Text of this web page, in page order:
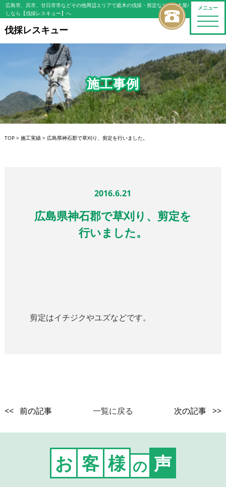
メニュー
toggle
広島市、呉市、廿日市市などその他周辺エリアで庭木の伐採・剪定などの植木屋/造園屋をお探
しなら【伐採レスキュー】へ
伐採レスキュー
施工事例
TOP> 施工実績> 広島県神石郡で草刈り、剪定を行いました。
2016.6.21
広島県神石郡で草刈り、剪定を
行いました。
剪定はイチジクやユズなどです。
<< 前の記事 一覧に戻る 次の記事 >>
お 客 様 の 声